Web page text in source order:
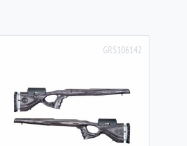
GRS106142